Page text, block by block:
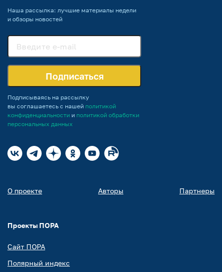
Наша рассылка: лучшие материалы недели
и обзоры новостей
Подписаться
Подписываясь на рассылку
вы соглашаетесь с нашей политикой
конфиденциальности и политикой обработки
персональных данных
О проекте Авторы Партнеры
Проекты ПОРА
Сайт ПОРА
Полярный индекс